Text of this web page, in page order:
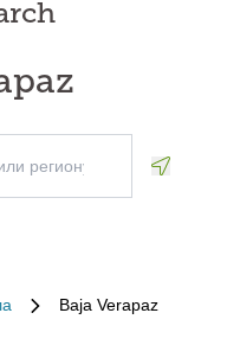
Baja Verapaz